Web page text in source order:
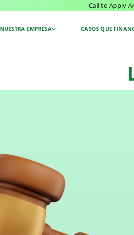
Call to Apply
NUESTRA EMPRESA CASOS QUE